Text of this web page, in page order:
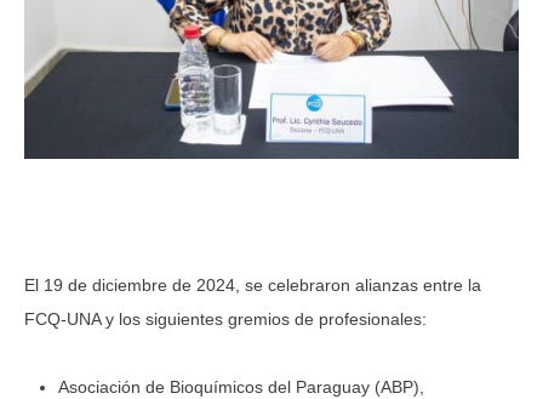
El 19 de diciembre de 2024, se celebraron alianzas entre la
FCQ-UNA y los siguientes gremios de profesionales:
Asociación de Bioquímicos del Paraguay (ABP),